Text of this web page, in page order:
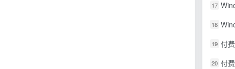
17 Windows
18 Windows
19 付费
20 付费